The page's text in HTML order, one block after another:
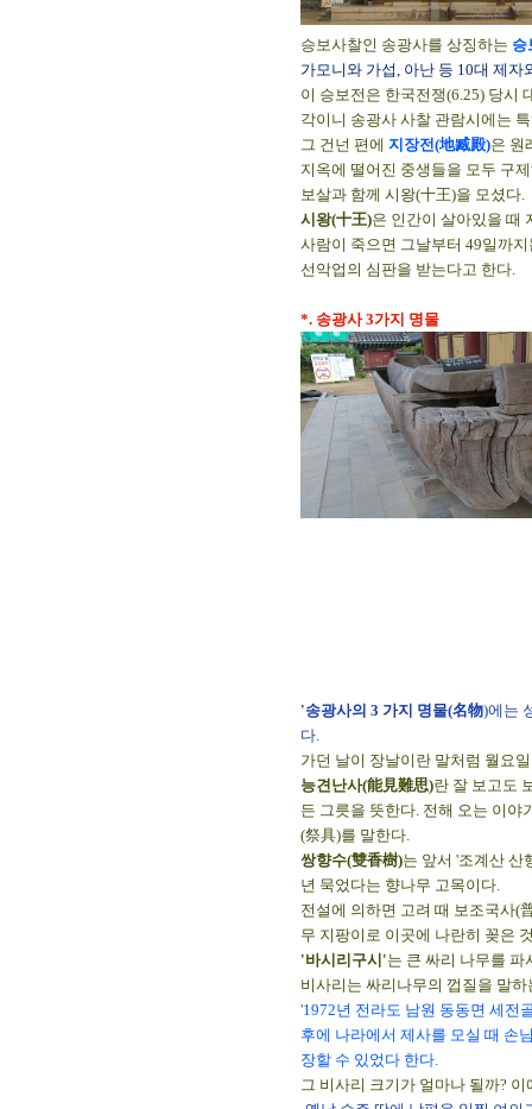
승보사찰인 송광사를 상징하는 승
가모니와 가섭, 아난 등 10대 제
이 승보전은 한국전쟁(6.25) 당시
각이니 송광사 사찰 관람시에는
그 건넌 편에 지장전(地臧殿)은 원
지옥에 떨어진 중생들을 모두 구
보살과 함께 시왕(十王)을 모셨다.
시왕(十王)은 인간이 살아있을 때
사람이 죽으면 그날부터 49일까
선악업의 심판을 받는다고 한다.
*. 송광사 3가지 명물
'송광사의 3 가지 명물(名物)에는
다.
가던 날이 장날이란 말처럼 월요
능견난사(能見難思)란 잘 보고도
든 그릇을 뜻한다. 전해 오는 이
(祭具)를 말한다.
쌍향수(雙香樹)는 앞서 '조계산 산
년 묵었다는 향나무 고목이다.
전설에 의하면 고려 때 보조국사(
무 지팡이로 이곳에 나란히 꽂은
'바시리구시'는 큰 싸리 나무를 파
비사리는 싸리나무의 껍질을 말
'1972년 전라도 남원 동동면 세전
후에 나라에서 제사를 모실 때 손
장할 수 있었다 한다.
그 비사리 크기가 얼마나 될까?